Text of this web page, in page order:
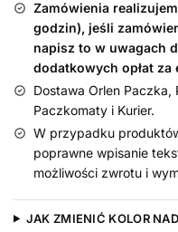
opaska
niemowlęca
Zamówienia
godzin), jeśli
napisz to w uwagach
dodatkowych opłat za
Dostawa Orlen
Paczkomaty i Kurier.
W przypadku
poprawne wpisanie
możliwości zwrotu i
JAK ZMIENIĆ KOLOR